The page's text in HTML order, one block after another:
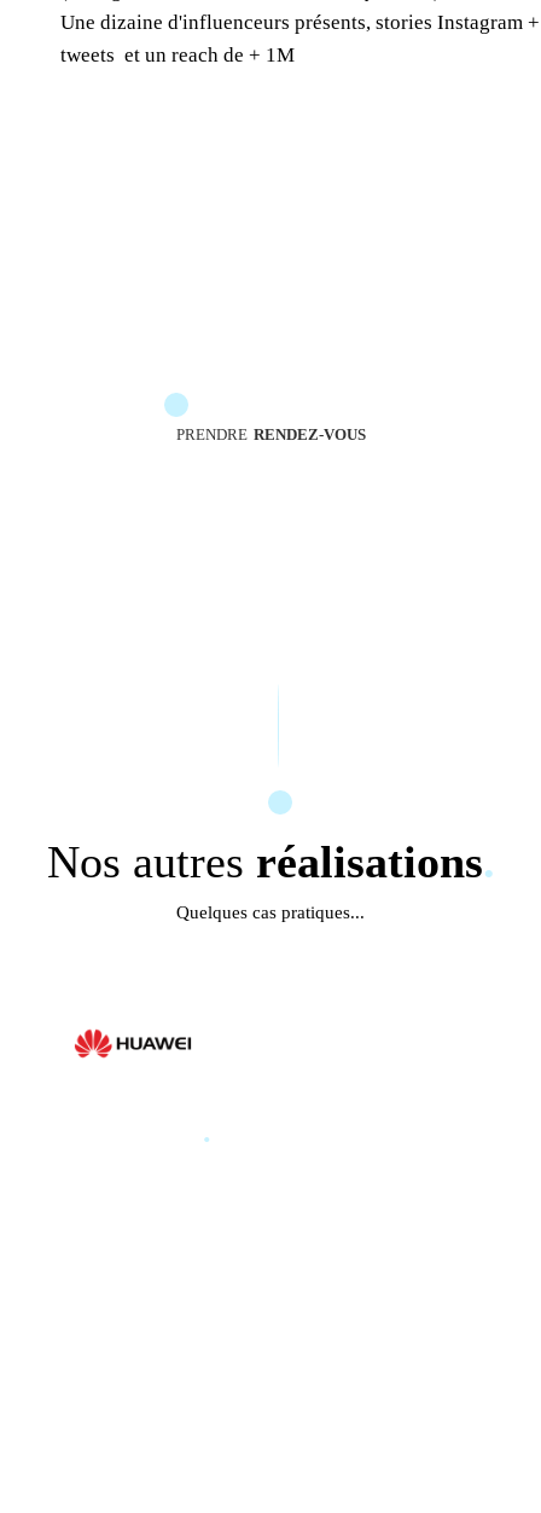
Une dizaine d'influenceurs présents, stories Instagram +
tweets et un reach de + 1M
PRENDRE RENDEZ-VOUS
Nos autres réalisations.
Quelques cas pratiques...
.